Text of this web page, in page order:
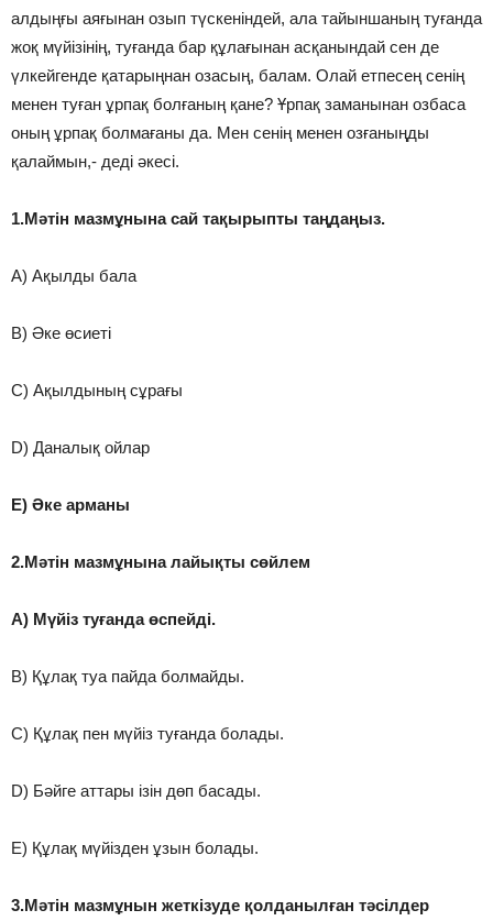
алдыңғы аяғынан озып түскеніндей, ала тайыншаның туғанда
жоқ мүйізінің, туғанда бар құлағынан асқанындай сен де
үлкейгенде қатарыңнан озасың, балам. Олай етпесең сенің
менен туған ұрпақ болғаның қане? Ұрпақ заманынан озбаса
оның ұрпақ болмағаны да. Мен сенің менен озғаныңды
қалаймын,- деді әкесі.
1.Мәтін мазмұнына сай тақырыпты таңдаңыз.
A) Ақылды бала
B) Әке өсиеті
C) Ақылдының сұрағы
D) Даналық ойлар
E) Әке арманы
2.Мәтін мазмұнына лайықты сөйлем
A) Мүйіз туғанда өспейді.
B) Құлақ туа пайда болмайды.
C) Құлақ пен мүйіз туғанда болады.
D) Бәйге аттары ізін дөп басады.
E) Құлақ мүйізден ұзын болады.
3.Мәтін мазмұнын жеткізуде қолданылған тәсілдер